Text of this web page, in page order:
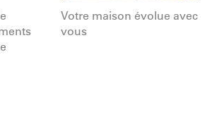
Votre maison évolue avec
vous